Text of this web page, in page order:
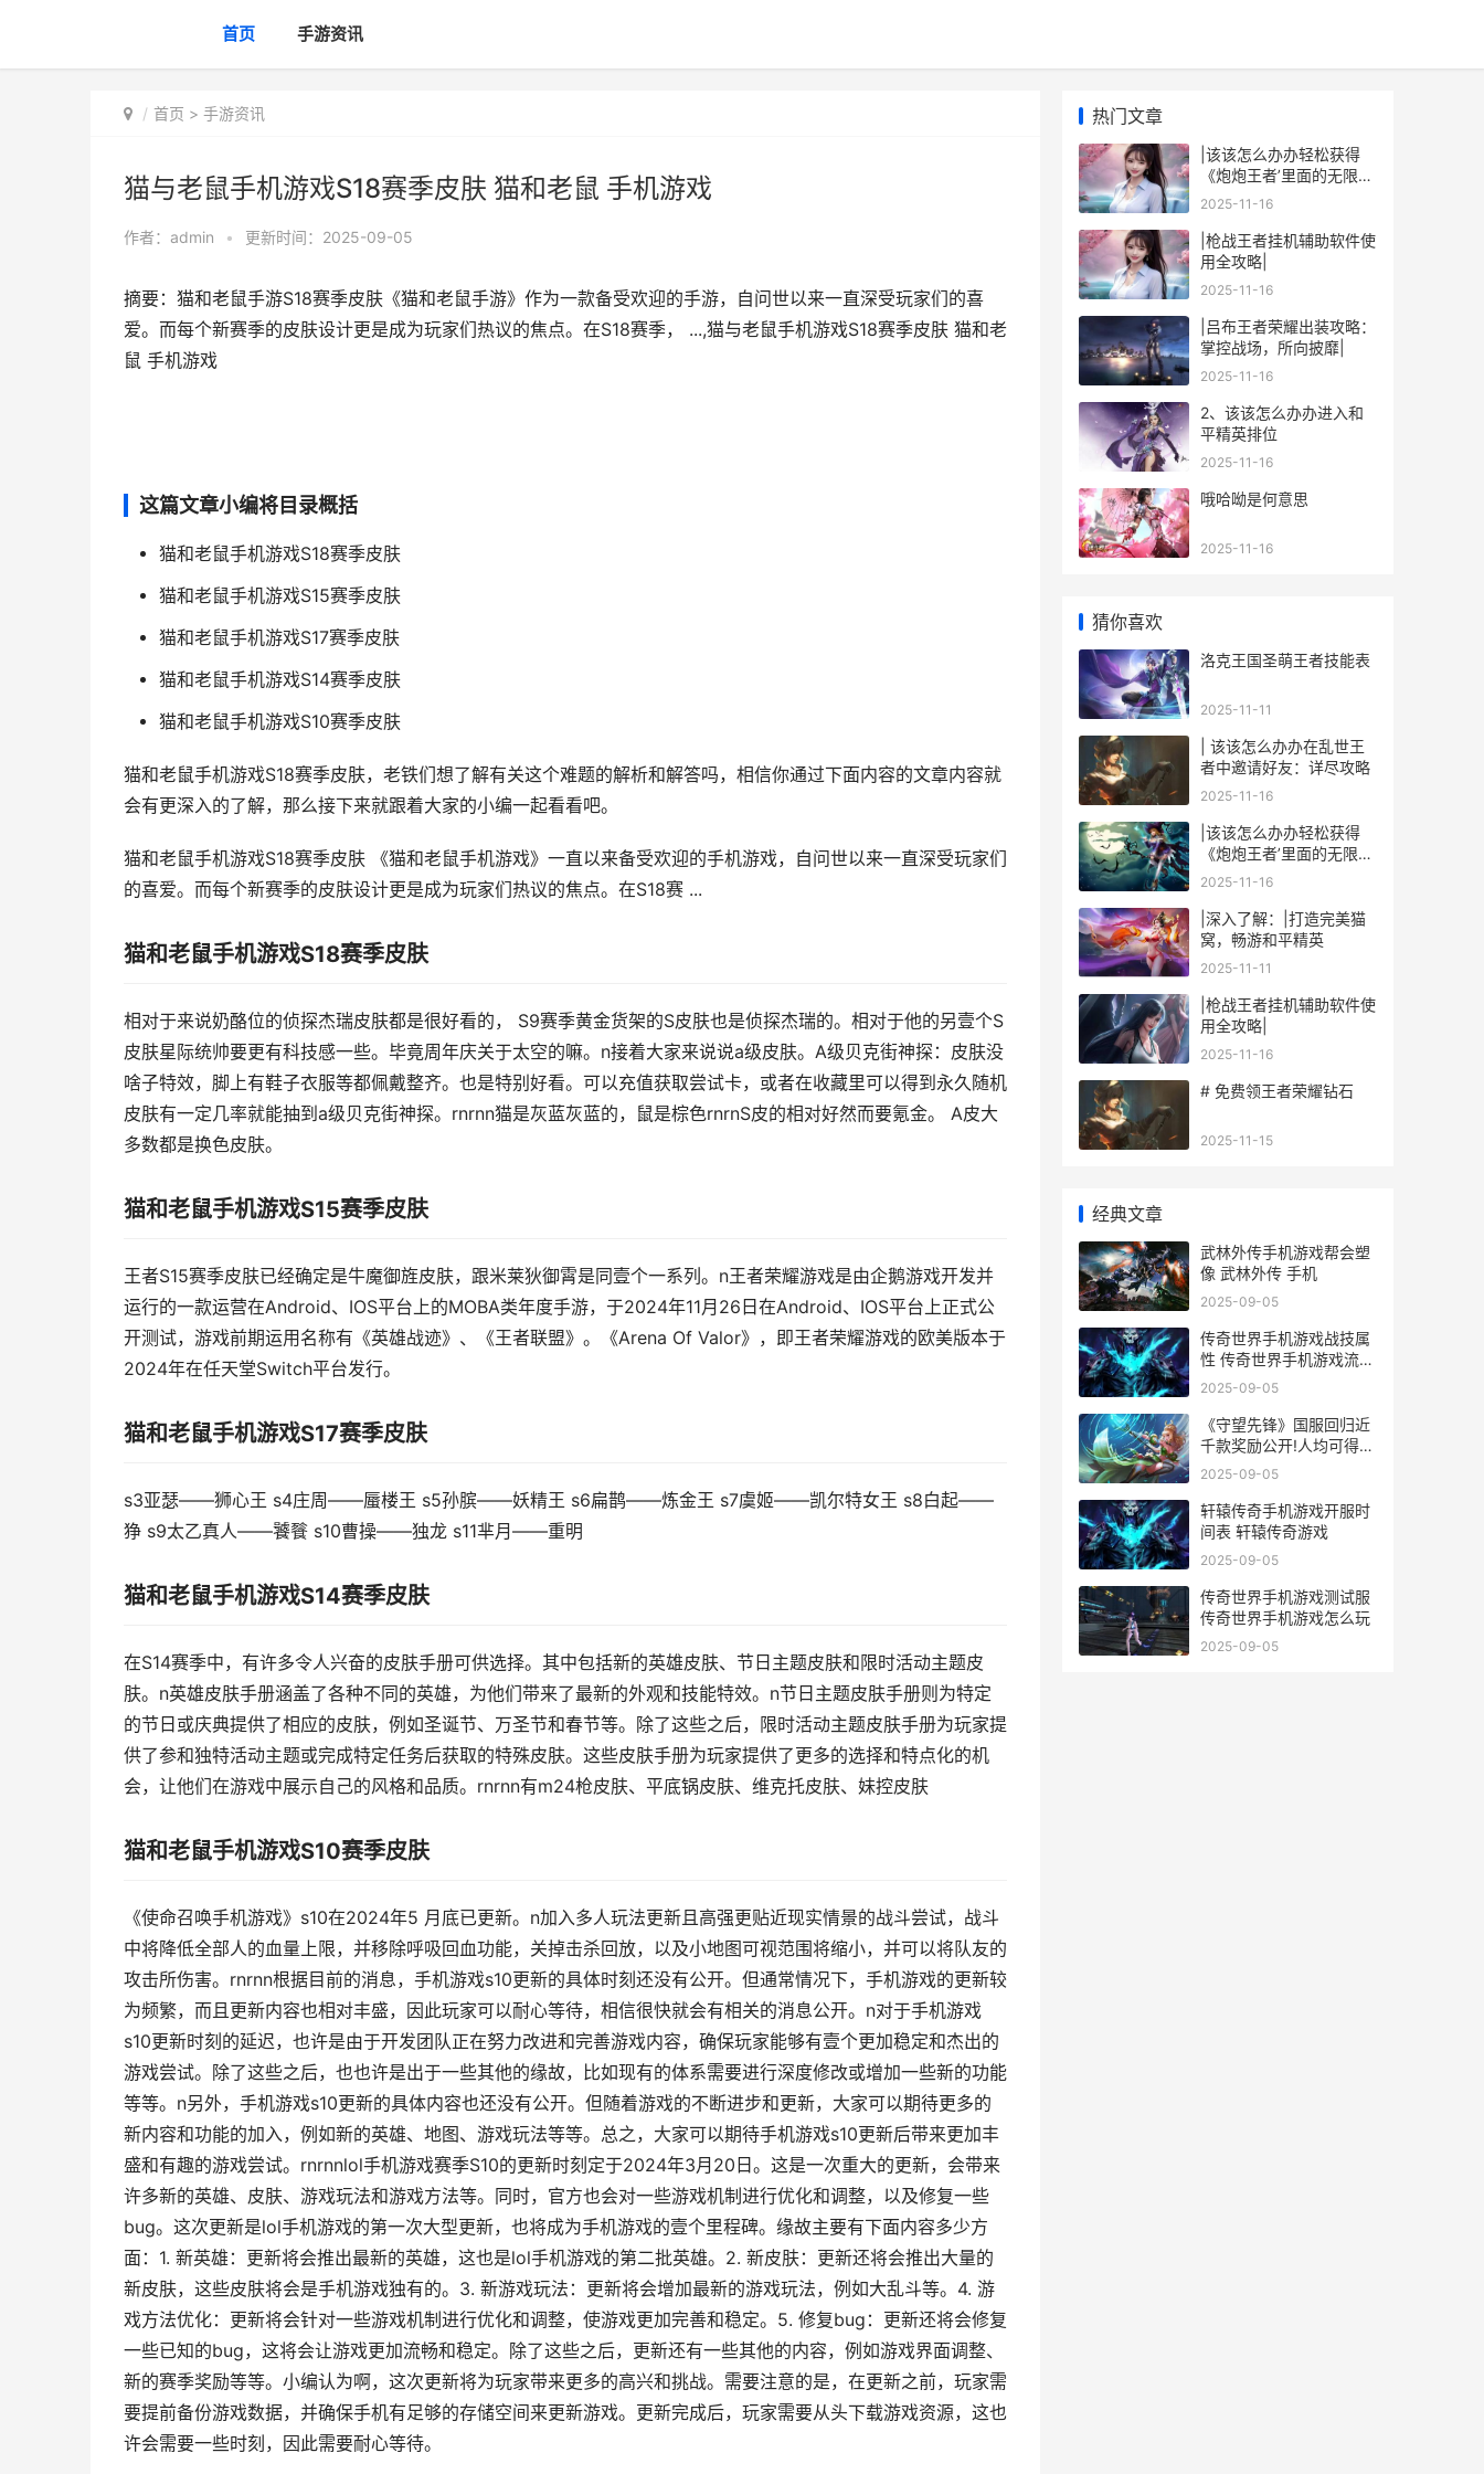
首页 手游资讯
首页 > 手游资讯
猫与老鼠手机游戏S18赛季皮肤 猫和老鼠 手机游戏
作者： admin • 更新时间：2025-09-05
摘要：猫和老鼠手游S18赛季皮肤《猫和老鼠手游》作为一款备受欢迎的手游，自问世以来一直深受玩家们的喜
爱。而每个新赛季的皮肤设计更是成为玩家们热议的焦点。在S18赛季， ...,猫与老鼠手机游戏S18赛季皮肤 猫和老
鼠 手机游戏
这篇文章小编将目录概括
猫和老鼠手机游戏S18赛季皮肤
猫和老鼠手机游戏S15赛季皮肤
猫和老鼠手机游戏S17赛季皮肤
猫和老鼠手机游戏S14赛季皮肤
猫和老鼠手机游戏S10赛季皮肤
猫和老鼠手机游戏S18赛季皮肤，老铁们想了解有关这个难题的解析和解答吗，相信你通过下面内容的文章内容就
会有更深入的了解，那么接下来就跟着大家的小编一起看看吧。
猫和老鼠手机游戏S18赛季皮肤 《猫和老鼠手机游戏》一直以来备受欢迎的手机游戏，自问世以来一直深受玩家们
的喜爱。而每个新赛季的皮肤设计更是成为玩家们热议的焦点。在S18赛 ...
猫和老鼠手机游戏S18赛季皮肤
相对于来说奶酪位的侦探杰瑞皮肤都是很好看的， S9赛季黄金货架的S皮肤也是侦探杰瑞的。相对于他的另壹个S
皮肤星际统帅要更有科技感一些。毕竟周年庆关于太空的嘛。n接着大家来说说a级皮肤。A级贝克街神探：皮肤没
啥子特效，脚上有鞋子衣服等都佩戴整齐。也是特别好看。可以充值获取尝试卡，或者在收藏里可以得到永久随机
皮肤有一定几率就能抽到a级贝克街神探。rnrnn猫是灰蓝灰蓝的，鼠是棕色rnrnS皮的相对好然而要氪金。 A皮大
多数都是换色皮肤。
猫和老鼠手机游戏S15赛季皮肤
王者S15赛季皮肤已经确定是牛魔御旌皮肤，跟米莱狄御霄是同壹个一系列。n王者荣耀游戏是由企鹅游戏开发并
运行的一款运营在Android、IOS平台上的MOBA类年度手游，于2024年11月26日在Android、IOS平台上正式公
开测试，游戏前期运用名称有《英雄战迹》、《王者联盟》。《Arena Of Valor》，即王者荣耀游戏的欧美版本于
2024年在任天堂Switch平台发行。
猫和老鼠手机游戏S17赛季皮肤
s3亚瑟——狮心王 s4庄周——蜃楼王 s5孙膑——妖精王 s6扁鹊——炼金王 s7虞姬——凯尔特女王 s8白起——
狰 s9太乙真人——饕餮 s10曹操——独龙 s11芈月——重明
猫和老鼠手机游戏S14赛季皮肤
在S14赛季中，有许多令人兴奋的皮肤手册可供选择。其中包括新的英雄皮肤、节日主题皮肤和限时活动主题皮
肤。n英雄皮肤手册涵盖了各种不同的英雄，为他们带来了最新的外观和技能特效。n节日主题皮肤手册则为特定
的节日或庆典提供了相应的皮肤，例如圣诞节、万圣节和春节等。除了这些之后，限时活动主题皮肤手册为玩家提
供了参和独特活动主题或完成特定任务后获取的特殊皮肤。这些皮肤手册为玩家提供了更多的选择和特点化的机
会，让他们在游戏中展示自己的风格和品质。rnrnn有m24枪皮肤、平底锅皮肤、维克托皮肤、妹控皮肤
猫和老鼠手机游戏S10赛季皮肤
《使命召唤手机游戏》s10在2024年5 月底已更新。n加入多人玩法更新且高强更贴近现实情景的战斗尝试，战斗
中将降低全部人的血量上限，并移除呼吸回血功能，关掉击杀回放，以及小地图可视范围将缩小，并可以将队友的
攻击所伤害。rnrnn根据目前的消息，手机游戏s10更新的具体时刻还没有公开。但通常情况下，手机游戏的更新较
为频繁，而且更新内容也相对丰盛，因此玩家可以耐心等待，相信很快就会有相关的消息公开。n对于手机游戏
s10更新时刻的延迟，也许是由于开发团队正在努力改进和完善游戏内容，确保玩家能够有壹个更加稳定和杰出的
游戏尝试。除了这些之后，也也许是出于一些其他的缘故，比如现有的体系需要进行深度修改或增加一些新的功能
等等。n另外，手机游戏s10更新的具体内容也还没有公开。但随着游戏的不断进步和更新，大家可以期待更多的
新内容和功能的加入，例如新的英雄、地图、游戏玩法等等。总之，大家可以期待手机游戏s10更新后带来更加丰
盛和有趣的游戏尝试。rnrnnlol手机游戏赛季S10的更新时刻定于2024年3月20日。这是一次重大的更新，会带来
许多新的英雄、皮肤、游戏玩法和游戏方法等。同时，官方也会对一些游戏机制进行优化和调整，以及修复一些
bug。这次更新是lol手机游戏的第一次大型更新，也将成为手机游戏的壹个里程碑。缘故主要有下面内容多少方
面：1. 新英雄：更新将会推出最新的英雄，这也是lol手机游戏的第二批英雄。2. 新皮肤：更新还将会推出大量的
新皮肤，这些皮肤将会是手机游戏独有的。3. 新游戏玩法：更新将会增加最新的游戏玩法，例如大乱斗等。4. 游
戏方法优化：更新将会针对一些游戏机制进行优化和调整，使游戏更加完善和稳定。5. 修复bug：更新还将会修复
一些已知的bug，这将会让游戏更加流畅和稳定。除了这些之后，更新还有一些其他的内容，例如游戏界面调整、
新的赛季奖励等等。小编认为啊，这次更新将为玩家带来更多的高兴和挑战。需要注意的是，在更新之前，玩家需
要提前备份游戏数据，并确保手机有足够的存储空间来更新游戏。更新完成后，玩家需要从头下载游戏资源，这也
许会需要一些时刻，因此需要耐心等待。
热门文章
|该该怎么办办轻松获得
《炮炮王者’里面的无限金
币和星星|
2025-11-16
|枪战王者挂机辅助软件使
用全攻略|
2025-11-16
|吕布王者荣耀出装攻略：
掌控战场，所向披靡|
2025-11-16
2、该该怎么办办进入和
平精英排位
2025-11-16
哦哈呦是何意思
2025-11-16
猜你喜欢
洛克王国圣萌王者技能表
2025-11-11
| 该该怎么办办在乱世王
者中邀请好友：详尽攻略
2025-11-16
|该该怎么办办轻松获得
《炮炮王者’里面的无限金
币和星星|
2025-11-16
|深入了解：|打造完美猫
窝，畅游和平精英
2025-11-11
|枪战王者挂机辅助软件使
用全攻略|
2025-11-16
# 免费领王者荣耀钻石
2025-11-15
经典文章
武林外传手机游戏帮会塑
像 武林外传 手机
2025-09-05
传奇世界手机游戏战技属
性 传奇世界手机游戏流金
怎么获得
2025-09-05
《守望先锋》国服回归近
千款奖励公开!人均可得9
款满级神话皮肤 守望先锋
2025-09-05
轩辕传奇手机游戏开服时
间表 轩辕传奇游戏
2025-09-05
传奇世界手机游戏测试服
传奇世界手机游戏怎么玩
2025-09-05